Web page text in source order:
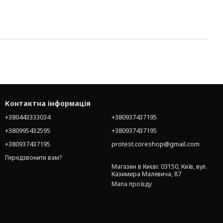
Контактна інформація
+380443333034
+380995432595
+380937437195
Передзвонити вам?
+380937437195
+380937437195
protest.coreshop@gmail.com
Магазин в Києві: 03150, Київ, вул.
Казимира Малевича, 87
Мапа проїзду